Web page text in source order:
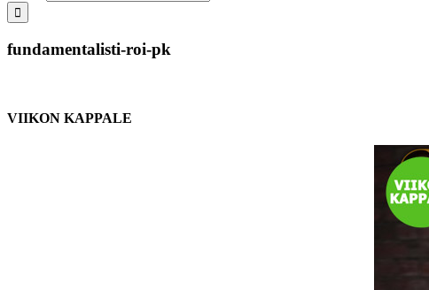
fundamentalisti-roi-pk
VIIKON KAPPALE